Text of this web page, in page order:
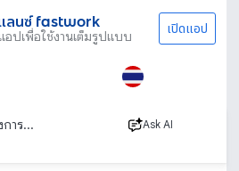
ลนซ์ fastwork
อปเพื่อใช้งานเต็มรูปแบบ เปิดแอป
Ask AI
รับจัดเลี้ยงนอกสถานที่
จัดงานเลี้ยงโต๊ะจีน
เรียงตาม